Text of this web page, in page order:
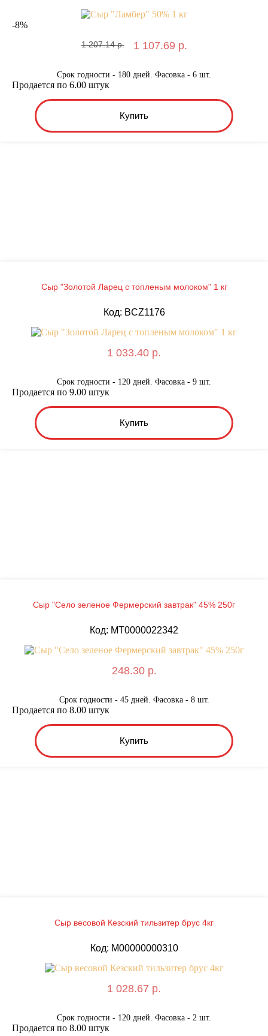
-8%
1 207.14 р. 1 107.69 р.
Срок годности - 180 дней. Фасовка - 6 шт.
Купить
Продается по 6.00 штук
Сыр "Золотой Ларец с топленым молоком" 1 кг
Код: BCZ1176
1 033.40 р.
Срок годности - 120 дней. Фасовка - 9 шт.
Купить
Продается по 9.00 штук
Сыр "Село зеленое Фермерский завтрак" 45% 250г
Код: MT0000022342
248.30 р.
Срок годности - 45 дней. Фасовка - 8 шт.
Купить
Продается по 8.00 штук
Сыр весовой Кезский тильзитер брус 4кг
Код: M00000000310
1 028.67 р.
Срок годности - 120 дней. Фасовка - 2 шт.
Продается по 8.00 штук